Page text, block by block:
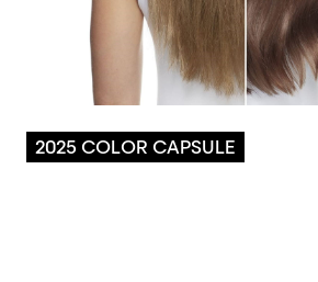
2025 COLOR CAPSULE